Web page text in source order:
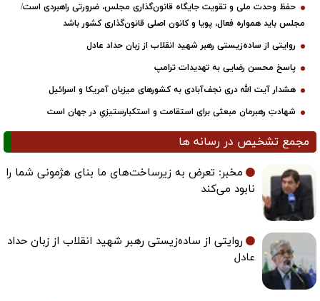
حفظ وحدت ملی و تقویت جایگاه قانون‌گذاری مجلس، ضرورتی راهبردی است/
مجلس باید همواره فعال، پویا و کانون اصلی قانون‌گذاری کشور باشد
روایتی از ساده‌زیستی رهبر شهید انقلاب از زبان حداد عادل
پاسخ محسن رضایی به تهدیدات ترامپ
هشدار آیت الله دری نجف‌آبادی به کشورهای میزبان آمریکا و اسرائیل
شهادتِ رهبرمان مبعثی برای استقامت و استکبارستیزیِ در جهان است
مجمع تشخیص در رسانه ها
مخبر: تعرض به زیرساخت‌های ما بنای هژمونی شما را
نابود می‌کند
روایتی از ساده‌زیستی رهبر شهید انقلاب از زبان حداد
عادل